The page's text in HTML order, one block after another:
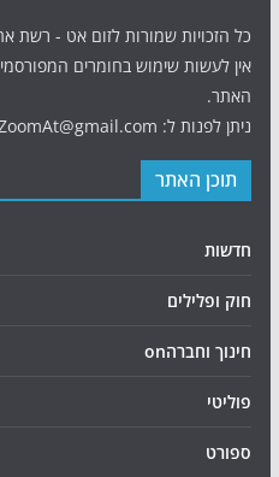
כל הזכויות שמורות לזום אט - רשת
אין לעשות שימוש בחומרים
האתר.
ניתן לפנות ל: Avihai.ZoomAt@gmail.com
תוכן האתר
חדשות
חוק ופלילים
חינוך וחברהon
פוליטי
ספורט